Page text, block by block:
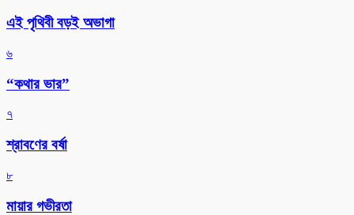
এই পৃথিবী বড়ই অভাগা
৬
“কথার ভার”
৭
শ্রাবণের বর্ষা
৮
মায়ার গভীরতা